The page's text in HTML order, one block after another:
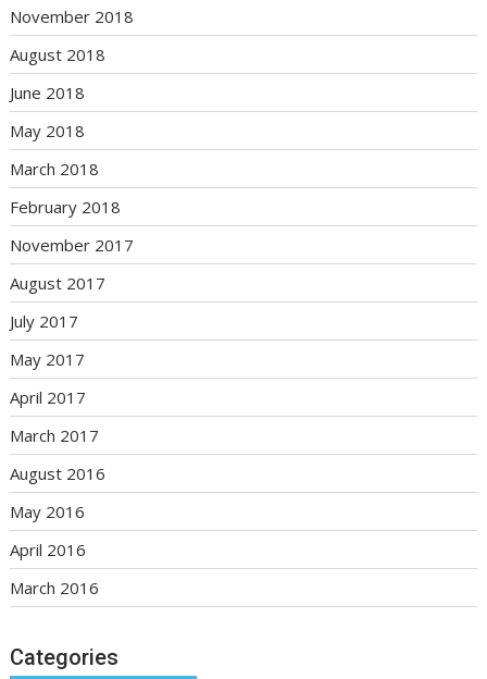
November 2018
August 2018
June 2018
May 2018
March 2018
February 2018
November 2017
August 2017
July 2017
May 2017
April 2017
March 2017
August 2016
May 2016
April 2016
March 2016
Categories